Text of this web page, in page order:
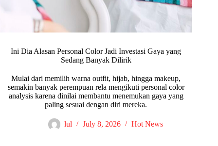
Ini Dia Alasan Personal Color Jadi Investasi Gaya yang
Sedang Banyak Dilirik
Mulai dari memilih warna outfit, hijab, hingga makeup,
semakin banyak perempuan rela mengikuti personal color
analysis karena dinilai membantu menemukan gaya yang
paling sesuai dengan diri mereka.
lul July 8, 2026 Hot News